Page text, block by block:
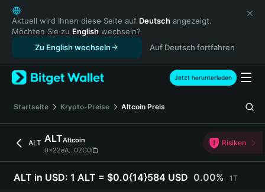
English
日本語
Tiếng Việt
Русский
Español (Latinoamérica)
Türkçe
Français
Deutsch
繁體中文
Português (Portugal)
Bahasa Indonesia
Aktuell wird Ihnen diese Seite auf Deutsch angezeigt.
Möchten Sie zu English wechseln?
Zu English wechseln
Auf Deutsch fortfahren
Jetzt herunterladen
Startseite Krypto-Preise Altcoin Preis
ALT ALTAltcoin
0x22eA...02C0
Risiken
ALT in USD: 1 ALT = $0.0{14}584 USD 0.00% 1T